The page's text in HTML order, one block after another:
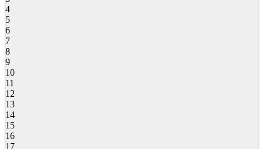
4
5
6
7
8
9
10
11
12
13
14
15
16
17